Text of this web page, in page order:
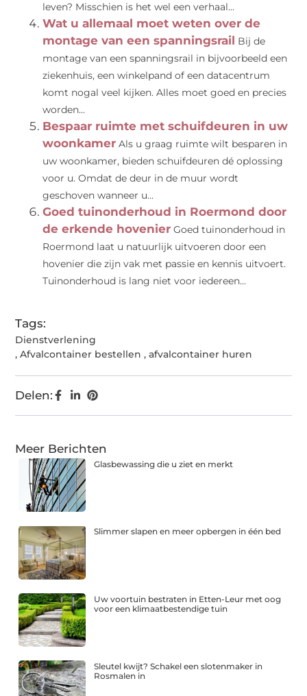
leven? Misschien is het wel een verhaal...
Wat u allemaal moet weten over de
montage van een spanningsrail Bij de
montage van een spanningsrail in bijvoorbeeld een
ziekenhuis, een winkelpand of een datacentrum
komt nogal veel kijken. Alles moet goed en precies
worden...
Bespaar ruimte met schuifdeuren in uw
woonkamer Als u graag ruimte wilt besparen in
uw woonkamer, bieden schuifdeuren dé oplossing
voor u. Omdat de deur in de muur wordt
geschoven wanneer u...
Goed tuinonderhoud in Roermond door
de erkende hovenier Goed tuinonderhoud in
Roermond laat u natuurlijk uitvoeren door een
hovenier die zijn vak met passie en kennis uitvoert.
Tuinonderhoud is lang niet voor iedereen...
Tags:
Dienstverlening
,Afvalcontainer bestellen ,afvalcontainer huren
Delen:
Meer Berichten
Glasbewassing die u ziet en merkt
Slimmer slapen en meer opbergen in één bed
Uw voortuin bestraten in Etten-Leur met oog
voor een klimaatbestendige tuin
Sleutel kwijt? Schakel een slotenmaker in
Rosmalen in